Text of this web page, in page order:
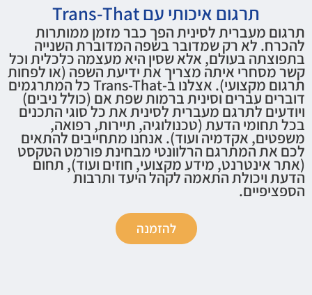
תרגום איכותי עם Trans-That
תרגום מעברית לסינית הפך כבר מזמן ממותרות
להכרח. לא רק שמדובר בשפה המדוברת השנייה
בתפוצתה בעולם, אלא שסין היא מעצמה כלכלית וכל
קשר מסחרי איתה מצריך את ידיעת השפה (או לפחות
תרגום מקצועי). אצלנו ב-Trans-That כל המתרגמים
דוברים עברים וסינית ברמות שפת אם (כולל ניבים)
ויודעים לתרגם מעברית לסינית את כל סוגי התכנים
בכל תחומי הדעת (טכנולוגיה, תיירות, רפואה,
משפטים, אקדמיה ועוד). אנחנו מתחייבים להתאים
לכם את המתרגם הרלוונטי מבחינת פורמט הטקסט
(אתר אינטרנט, מידע מקצועי, חוזים ועוד), תחום
הדעת ויכולת התאמה לקהל היעד ותרבות
הספציפיים.
להזמנה